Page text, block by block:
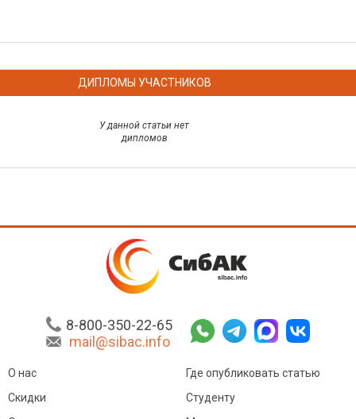
ДИПЛОМЫ УЧАСТНИКОВ
У данной статьи нет
дипломов
8-800-350-22-65
mail@sibac.info
О нас
Скидки
Где опубликовать статью
Студенту